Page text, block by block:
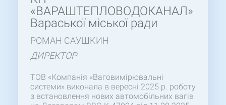
«ВАРАШТЕПЛОВОДОКАНАЛ»
Варaської міської ради
РОМАН САУШКИН
ДИРЕКТОР
ТОВ «Компанія «Ваговимірювальні
системи» виконала в вересні 2025 р. роботу
з встановлення нових автомобільних вагів